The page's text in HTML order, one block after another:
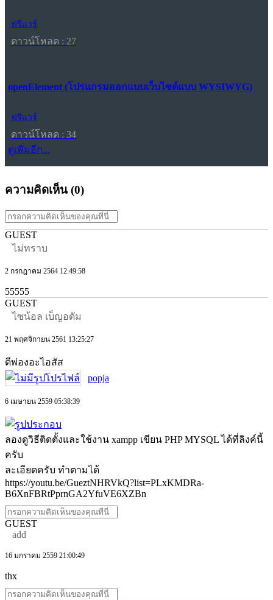
ฟรีแวร์
ดาวน์โหลด : 27
openElement (โปรแกรมออกแบบเว็บไซต์แบบ WYSIWYG)
ฟรีแวร์
ดาวน์โหลด : 34
ดูเพิ่มอีก...
ความคิดเห็น (0)
GUEST
ไม่ทราบ
2 กรกฎาคม 2564 12:49:58
55555
GUEST
ไซน้อล เบ็ญอดัม
21 พฤศจิกายน 2561 13:25:27
ดีพ่องอะไอสัส
popja
6 เมษายน 2559 05:38:39
ลองดูวิธีติดตั้งและใช้งาน xampp เขียน PHP MYSQL ได้ที่ลิงค์นี้
ครับ
ละเอียดครับ ทำตามได้
https://youtu.be/GueztNHRVkQ?list=PLxKMDRa-
B6XnFBRtPprnGA2YfuVE6XZBn
GUEST
add
16 มกราคม 2559 21:00:49
thx